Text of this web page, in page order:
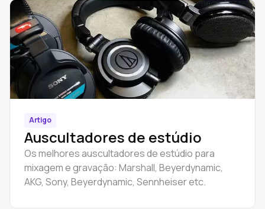
Artigo
Auscultadores de estúdio
Os melhores auscultadores de estúdio para
mixagem e gravação: Marshall, Beyerdynamic,
AKG, Sony, Beyerdynamic, Sennheiser etc.